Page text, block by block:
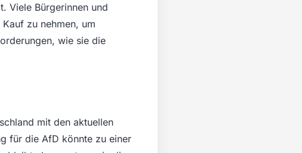
Viele Bürgerinnen und
zu nehmen, um
wie sie die
mit den aktuellen
für die AfD könnte zu einer